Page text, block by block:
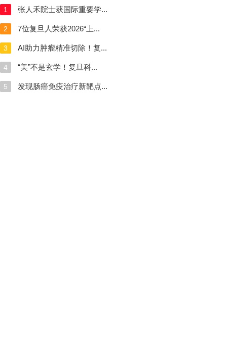
1 张人禾院士获国际重要学...
2 7位复旦人荣获2026“上...
3 AI助力肿瘤精准切除！复...
4 “美”不是玄学！复旦科...
5 发现肠癌免疫治疗新靶点...